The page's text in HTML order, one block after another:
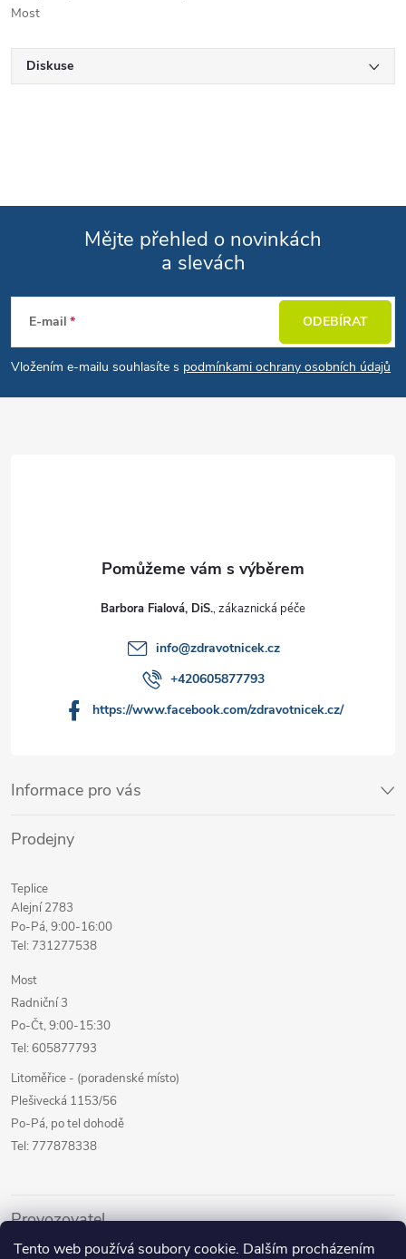
Tento web používá soubory cookie. Dalším procházením
Most
Diskuse
Mějte přehled o novinkách
a slevách
E-mail
Vložením e-mailu souhlasíte s podmínkami ochrany osobních údajů
ODEBÍRAT
Informace pro vás
Prodejny
Teplice
Alejní 2783
Po-Pá, 9:00-16:00
Tel: 731277538
Most
Radniční 3
Po-Čt, 9:00-15:30
Tel: 605877793
Litoměřice - (poradenské místo)
Plešivecká 1153/56
Po-Pá, po tel dohodě
Tel: 777878338
Provozovatel
Internetový prodej
Barbora Fialová, DiS.
info@zdravotnicek.cz
+420605877793
https://www.facebook.com/zdravotnicek.cz/